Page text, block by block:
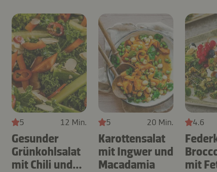
5 12 Min.
Gesunder
Grünkohlsalat
mit Chili und
5 20 Min.
Karottensalat
mit Ingwer und
Macadamia
4.6
mit